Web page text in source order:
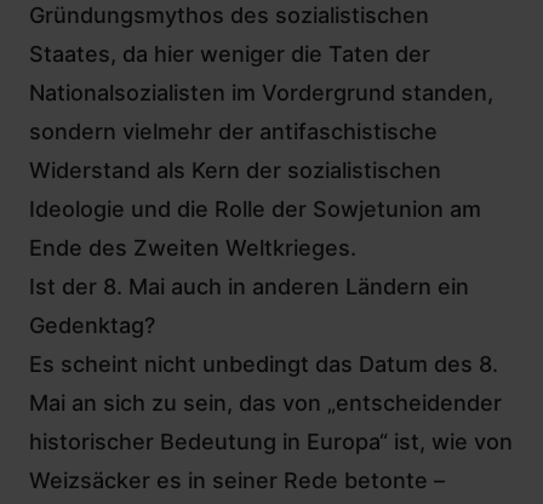
Gründungsmythos des sozialistischen
Staates, da hier weniger die Taten der
Nationalsozialisten im Vordergrund standen,
sondern vielmehr der antifaschistische
Widerstand als Kern der sozialistischen
Ideologie und die Rolle der Sowjetunion am
Ende des Zweiten Weltkrieges.
Ist der 8. Mai auch in anderen Ländern ein
Gedenktag?
Es scheint nicht unbedingt das Datum des 8.
Mai an sich zu sein, das von „entscheidender
historischer Bedeutung in Europa“ ist, wie von
Weizsäcker es in seiner Rede betonte –